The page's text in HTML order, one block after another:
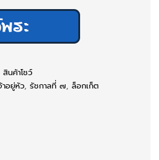
สินค้าโชว์
าอยู่หัว, รัชกาลที่ ๗, ล็อกเก็ต